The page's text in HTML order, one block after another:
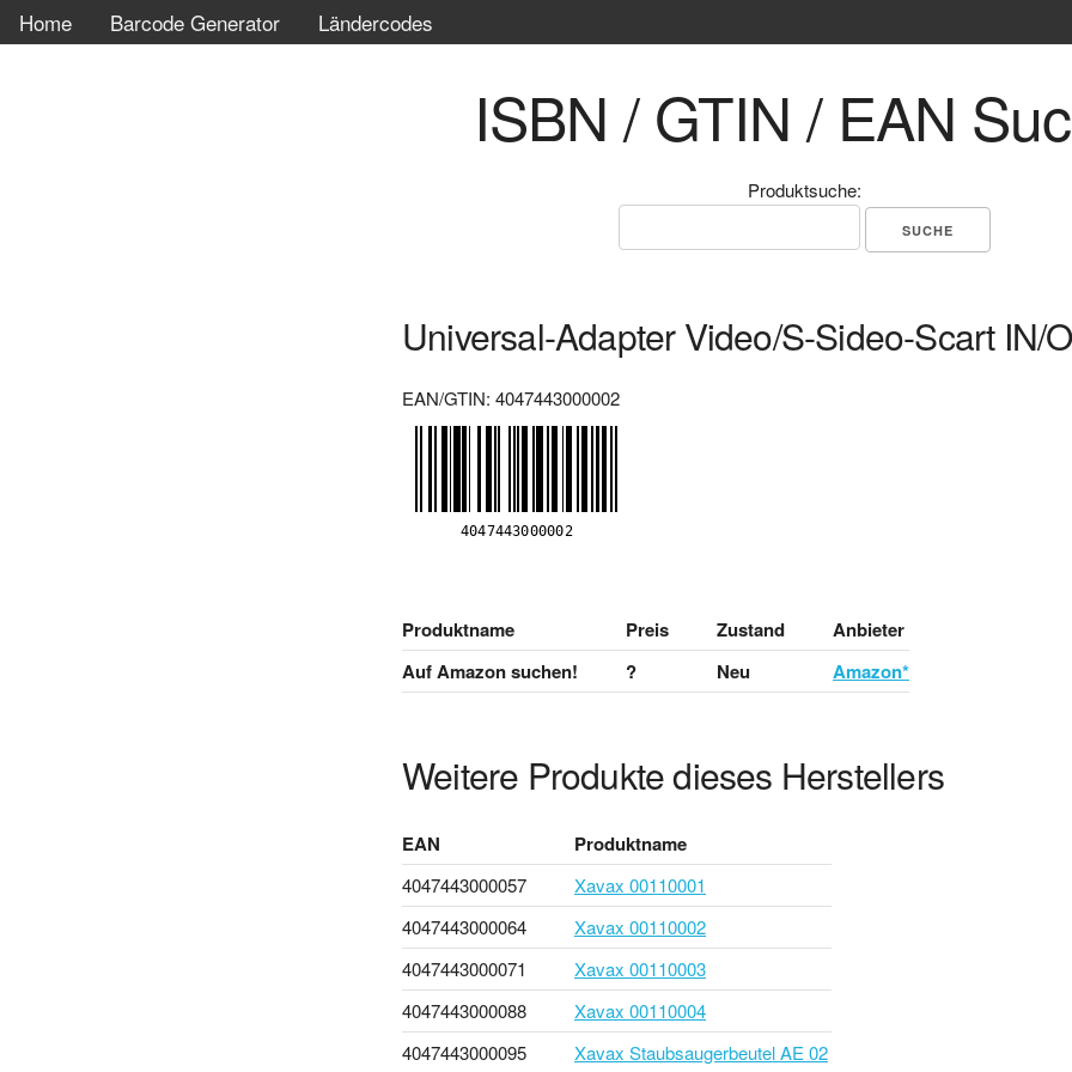
Home Barcode Generator Ländercodes
ISBN / GTIN / EAN
Produktsuche:
Universal-Adapter Video/S-Sideo-Scart IN/
EAN/GTIN: 4047443000002
Produktname Preis Zustand
Anbieter
Auf Amazon suchen!
? Neu Amazon*
Weitere Produkte dieses Herstellers
EAN Produktname
4047443000057
Xavax 00110001
4047443000064
Xavax 00110002
4047443000071
Xavax 00110003
4047443000088
Xavax 00110004
4047443000095
Xavax Staubsaugerbeutel AE 02